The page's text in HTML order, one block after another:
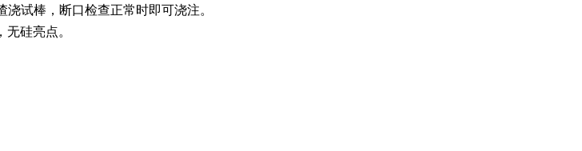
试棒，断口检查正常时即可浇注。
硅亮点。